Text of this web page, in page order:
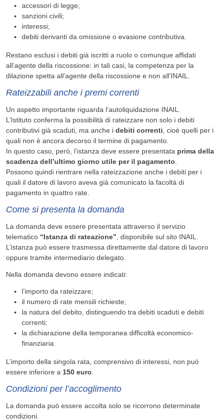
accessori di legge;
sanzioni civili;
interessi;
debiti derivanti da omissione o evasione contributiva.
Restano esclusi i debiti già iscritti a ruolo o comunque affidati
all’agente della riscossione: in tali casi, la competenza per la
dilazione spetta all’agente della riscossione e non all’INAIL.
Rateizzabili anche i premi correnti
Un aspetto importante riguarda l’autoliquidazione INAIL.
L’Istituto conferma la possibilità di rateizzare non solo i debiti
contributivi già scaduti, ma anche i debiti correnti, cioè quelli per i
quali non è ancora decorso il termine di pagamento.
In questo caso, però, l’istanza deve essere presentata prima della
scadenza dell’ultimo giorno utile per il pagamento.
Possono quindi rientrare nella rateizzazione anche i debiti per i
quali il datore di lavoro aveva già comunicato la facoltà di
pagamento in quattro rate.
Come si presenta la domanda
La domanda deve essere presentata attraverso il servizio
telematico “Istanza di rateazione”, disponibile sul sito INAIL.
L’istanza può essere trasmessa direttamente dal datore di lavoro
oppure tramite intermediario delegato.
Nella domanda devono essere indicati:
l’importo da rateizzare;
il numero di rate mensili richieste;
la natura del debito, distinguendo tra debiti scaduti e debiti
correnti;
la dichiarazione della temporanea difficoltà economico-
finanziaria.
L’importo della singola rata, comprensivo di interessi, non può
essere inferiore a 150 euro.
Condizioni per l’accoglimento
La domanda può essere accolta solo se ricorrono determinate
condizioni.